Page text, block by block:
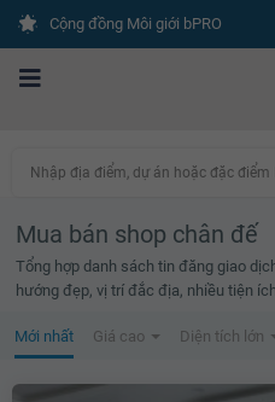
Cộng đồng Môi giới bPRO
Nhập địa điểm, dự án hoặc đặc điểm
Mua bán shop chân đế
Tổng hợp danh sách tin đăng giao
hướng đẹp, vị trí đắc địa, nhiều tiện
Mới nhất Giá cao Diện tích lớn